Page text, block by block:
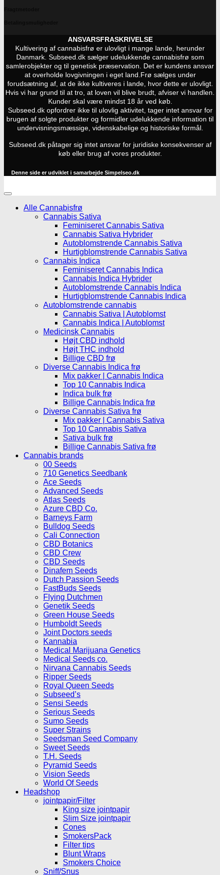
ANSVARSFRASKRIVELSE
Kultivering af cannabisfrø er ulovligt i mange lande, herunder
Danmark. Subseed.dk sælger udelukkende cannabisfrø som
samlerobjekter og til genetisk præservation. Det er kundens ansvar
at overholde lovgivningen i eget land. Frø sælges under
forudsætning af, at de ikke kultiveres i lande, hvor dette er ulovligt.
Hvis vi har grund til at tro, at loven vil blive brudt, afviser vi handlen.
Kunder skal være mindst 18 år ved køb.
Subseed.dk opfordrer ikke til ulovlig aktivitet, tager intet ansvar for
brugen af solgte produkter og formidler udelukkende information til
undervisningsmæssige, videnskabelige og historiske formål.
Subseed.dk påtager sig intet ansvar for juridiske konsekvenser af
køb eller brug af vores produkter.
Denne side er udviklet i samarbejde Simpelseo.dk
Alle Cannabisfrø
Cannabis Sativa
Feminiseret Cannabis Sativa
Cannabis Sativa Hybrider
Autoblomstrende Cannabis Sativa
Hurtigblomstrende Cannabis Sativa
Cannabis Indica
Feminiseret Cannabis Indica
Cannabis Indica Hybrider
Autoblomstrende Cannabis Indica
Hurtigblomstrende Cannabis Indica
Autoblomstrende cannabis
Cannabis Sativa | Autoblomst
Cannabis Indica | Autoblomst
Medicinsk Cannabis
Højt CBD indhold
Højt THC indhold
Billige CBD frø
Diverse Cannabis Indica frø
Mix pakker | Cannabis Indica
Top 10 Cannabis Indica
Indica bulk frø
Billige Cannabis Indica frø
Diverse Cannabis Sativa frø
Mix pakker | Cannabis Sativa
Top 10 Cannabis Sativa
Sativa bulk frø
Billige Cannabis Sativa frø
Cannabis brands
00 Seeds
710 Genetics Seedbank
Ace Seeds
Advanced Seeds
Atlas Seeds
Azure CBD Co.
Barneys Farm
Bulldog Seeds
Cali Connection
CBD Botanics
CBD Crew
CBD Seeds
Dinafem Seeds
Dutch Passion Seeds
FastBuds Seeds
Flying Dutchmen
Genetik Seeds
Green House Seeds
Humboldt Seeds
Joint Doctors seeds
Kannabia
Medical Marijuana Genetics
Medical Seeds co.
Nirvana Cannabis Seeds
Ripper Seeds
Royal Queen Seeds
Subseed’s
Sensi Seeds
Serious Seeds
Sumo Seeds
Super Strains
Seedsman Seed Company
Sweet Seeds
T.H. Seeds
Pyramid Seeds
Vision Seeds
World Of Seeds
Headshop
jointpapir/Filter
King size jointpapir
Slim Size jointpapir
Cones
SmokersPack
Filter tips
Blunt Wraps
Smokers Choice
Sniff/Snus